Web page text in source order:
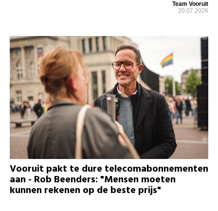
Team Vooruit
20.07.2026
Vooruit pakt te dure telecomabonnementen
aan - Rob Beenders: "Mensen moeten
kunnen rekenen op de beste prijs"